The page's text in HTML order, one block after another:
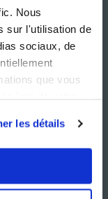
Nous
sur l'utilisation de
sociaux, de
que vous
les détails